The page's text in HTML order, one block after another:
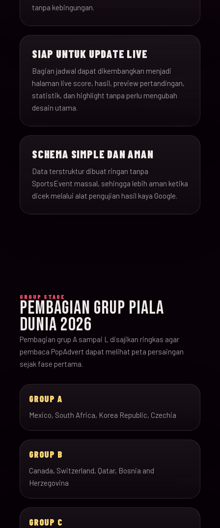
tanpa kebingungan.
SIAP UNTUK UPDATE LIVE
Bagian jadwal dapat dikembangkan menjadi
halaman live score, hasil, preview pertandingan,
statistik, dan highlight tanpa perlu mengubah
desain utama.
SCHEMA SIMPLE DAN AMAN
Data terstruktur dibuat ringan tanpa
SportsEvent massal, sehingga lebih aman ketika
dicek melalui alat pengujian hasil kaya Google.
GROUP STAGE
PEMBAGIAN GRUP PIALA
DUNIA 2026
Pembagian grup A sampai L disajikan ringkas agar
pembaca PopAdvert dapat melihat peta persaingan
sejak fase pertama.
GROUP A
Mexico, South Africa, Korea Republic, Czechia
GROUP B
Canada, Switzerland, Qatar, Bosnia and
Herzegovina
GROUP C